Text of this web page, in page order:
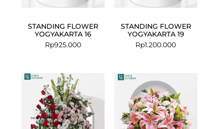
STANDING FLOWER
YOGYAKARTA 16
Rp925.000
STANDING FLOWER
YOGYAKARTA 19
Rp1.200.000
was:
Rp1.384.000.
is:
Rp1.200.000.